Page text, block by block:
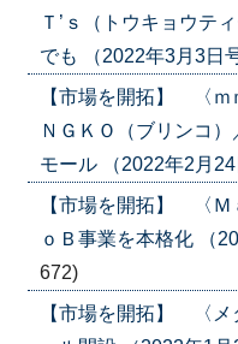
Ｔ’ｓ（トウキョウテ
でも （2022年3月3日
【市場を開拓】 〈ｍ
ＮＧＫＯ（ブリンコ
モール （2022年2月
【市場を開拓】 〈Ｍ
ｏＢ事業を本格化 （
672)
【市場を開拓】 〈メ